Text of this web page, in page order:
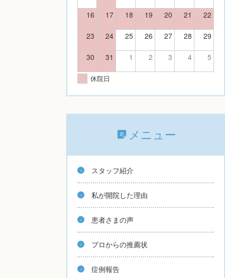
16 17 18 19 20 21 22
23 24 25 26 27 28 29
30 31 1 2 3 4 5
休院日
メニュー
スタッフ紹介
私が開院した理由
患者さまの声
プロからの推薦状
症例報告